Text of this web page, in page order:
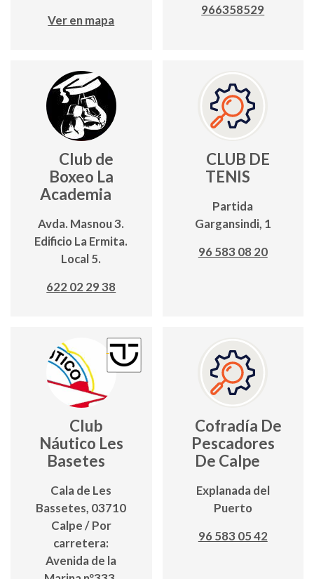
Ver en mapa
966358529
Club de
Boxeo La
Academia
Avda. Masnou 3.
Edificio La Ermita.
Local 5.
622 02 29 38
CLUB DE
TENIS
Partida
Gargansindi, 1
96 583 08 20
Club
Náutico Les
Basetes
Cala de Les
Bassetes, 03710
Calpe / Por
carretera:
Avenida de la
Cofradía De
Pescadores
De Calpe
Explanada del
Puerto
96 583 05 42